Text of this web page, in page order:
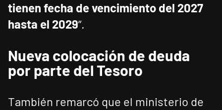
tienen fecha de vencimiento del 2027
hasta el 2029”.
Nueva colocación de deuda
por parte del Tesoro
También remarcó que el ministerio de